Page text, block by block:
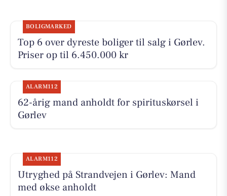
BOLIGMARKED
Top 6 over dyreste boliger til salg i Gørlev.
Priser op til 6.450.000 kr
ALARM112
62-årig mand anholdt for spirituskørsel i
Gørlev
ALARM112
Utryghed på Strandvejen i Gørlev: Mand
med økse anholdt